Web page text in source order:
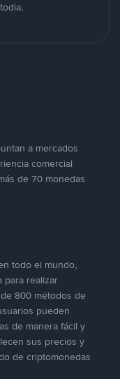
a mercados
comercial
de 70 monedas
todo el mundo,
para realizar
800 métodos de
pueden
de manera fácil y
sus precios y
de criptomonedas